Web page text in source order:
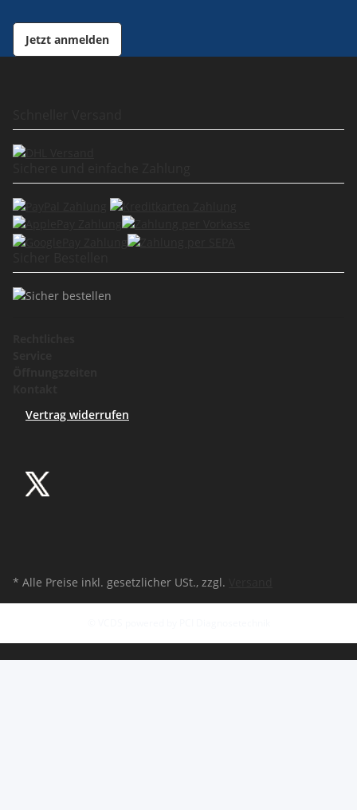
Jetzt anmelden
Vertrag widerrufen
* Alle Preise inkl. gesetzlicher USt., zzgl.